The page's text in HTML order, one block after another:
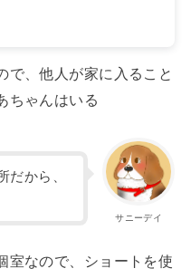
、他人が家に入ること
ちゃんはいる
サニーデイ
だから、
なので、ショートを使